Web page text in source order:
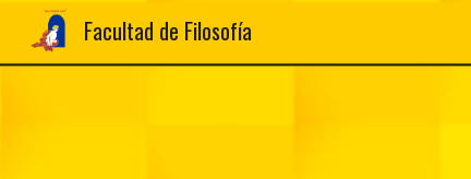
Facultad de Filosofía